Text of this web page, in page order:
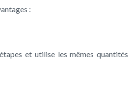
:
et utilise les mêmes quantités